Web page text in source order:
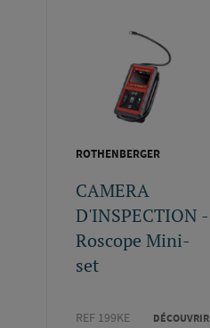
ROTHENBERGER
CAMERA
D'INSPECTION -
Roscope Mini-
set
REF 199KE DÉCOUVRIR